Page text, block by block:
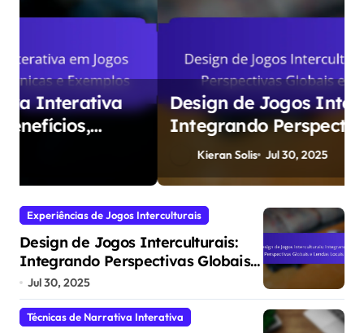
Design de Jogos Interculturais:
Integrando Perspectivas Globais e
Experiências de Jogos Interculturais
Design de Jogos Interculturais:
Integrando Perspectivas Globais e
Lendas Locais
Jul 30, 2025
Técnicas de Narrativa Interativa